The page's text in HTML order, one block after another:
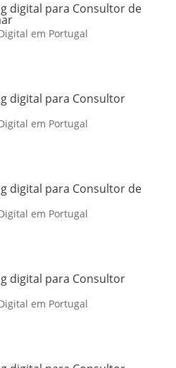
digital para Consultor de
em Portugal
digital para Consultor
em Portugal
digital para Consultor de
em Portugal
digital para Consultor
em Portugal